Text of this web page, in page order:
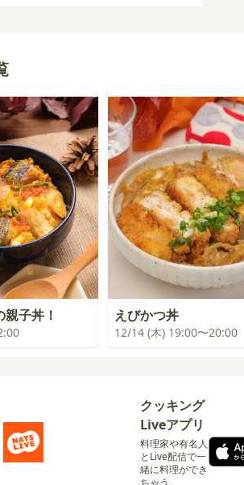
子丼！ えびかつ丼
12/14 (木) 19:00〜20:00
クッキング
Liveアプリ
料理家や有名人
とLive配信で一
緒に料理ができ
ちゃう。